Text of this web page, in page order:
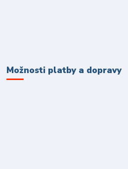
Možnosti platby a dopravy